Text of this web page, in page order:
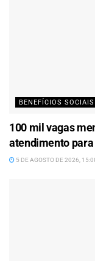
BENEFÍCIOS SOCIAIS
100 mil vagas
atendimento
5 DE AGOSTO DE 2026,